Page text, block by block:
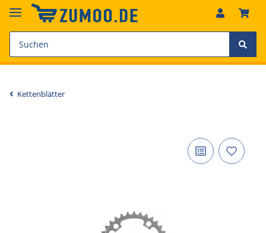
Kettenblätter